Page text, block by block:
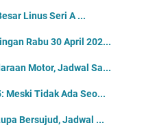
Linus Seri A ...
Rabu 30 April 202...
Motor, Jadwal Sa...
Meski Tidak Ada Seo...
Bersujud, Jadwal ...